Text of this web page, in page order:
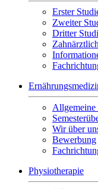
Erster
Zweiter
Dritter
Allgemeine
Wir über
Bewerbung
Physiotherapie